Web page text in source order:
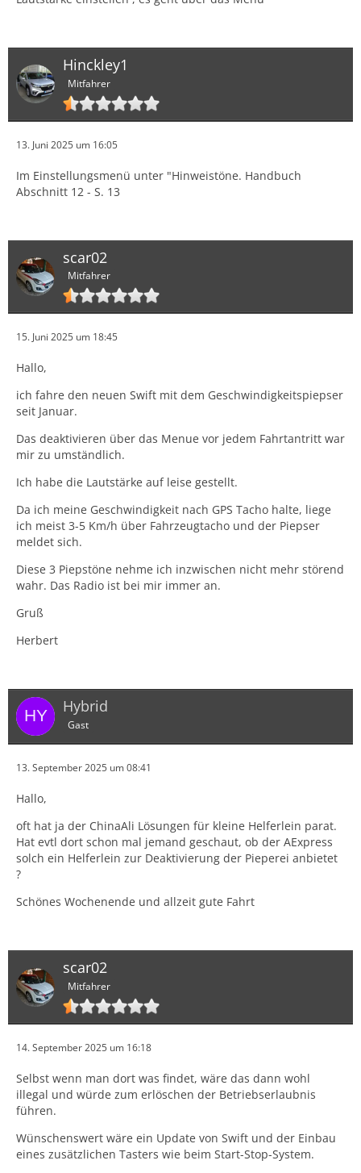
Hinckley1
Mitfahrer
13. Juni 2025 um 16:05
Im Einstellungsmenü unter "Hinweistöne. Handbuch
Abschnitt 12 - S. 13
scar02
Mitfahrer
15. Juni 2025 um 18:45
Hallo,
ich fahre den neuen Swift mit dem Geschwindigkeitspiepser
seit Januar.
Das deaktivieren über das Menue vor jedem Fahrtantritt war
mir zu umständlich.
Ich habe die Lautstärke auf leise gestellt.
Da ich meine Geschwindigkeit nach GPS Tacho halte, liege
ich meist 3-5 Km/h über Fahrzeugtacho und der Piepser
meldet sich.
Diese 3 Piepstöne nehme ich inzwischen nicht mehr störend
wahr. Das Radio ist bei mir immer an.
Gruß
Herbert
Hybrid
Gast
13. September 2025 um 08:41
Hallo,
oft hat ja der ChinaAli Lösungen für kleine Helferlein parat.
Hat evtl dort schon mal jemand geschaut, ob der AExpress
solch ein Helferlein zur Deaktivierung der Pieperei anbietet
?
Schönes Wochenende und allzeit gute Fahrt
scar02
Mitfahrer
14. September 2025 um 16:18
Selbst wenn man dort was findet, wäre das dann wohl
illegal und würde zum erlöschen der Betriebserlaubnis
führen.
Wünschenswert wäre ein Update von Swift und der Einbau
eines zusätzlichen Tasters wie beim Start-Stop-System.